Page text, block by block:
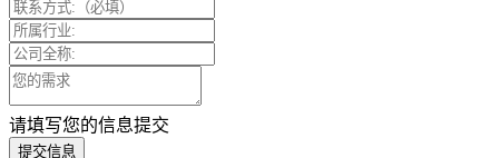
请填写您的信息提交
提交信息